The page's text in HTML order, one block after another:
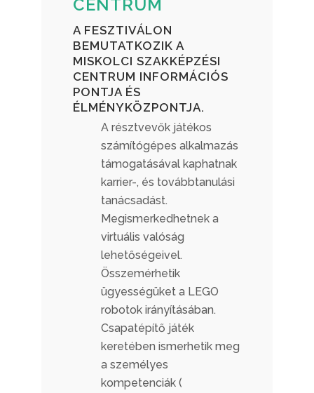
CENTRUM
A FESZTIVÁLON
BEMUTATKOZIK A
MISKOLCI SZAKKÉPZÉSI
CENTRUM INFORMÁCIÓS
PONTJA ÉS
ÉLMÉNYKÖZPONTJA.
A résztvevők játékos
számítógépes alkalmazás
támogatásával kaphatnak
karrier-, és továbbtanulási
tanácsadást.
Megismerkedhetnek a
virtuális valóság
lehetőségeivel.
Összemérhetik
ügyességüket a LEGO
robotok irányításában.
Csapatépítő játék
keretében ismerhetik meg
a személyes
kompetenciák (